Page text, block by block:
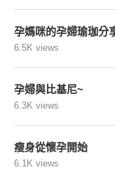
孕媽咪的孕婦瑜珈分
6.5K views
孕婦與比基尼~
6.3K views
瘦身從懷孕開始
6.1K views